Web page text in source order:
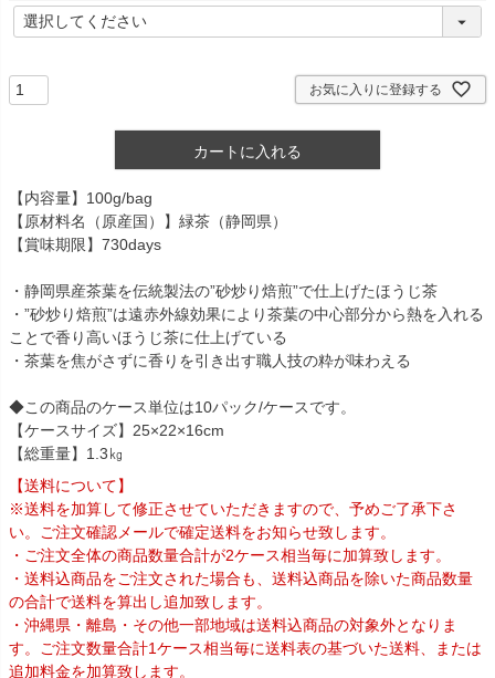
(
お気に入りに登録する
カートに入れる
【内容量】100g/bag
【原材料名（原産国）】緑茶（静岡県）
【賞味期限】730days
・静岡県産茶葉を伝統製法の”砂炒り焙煎”で仕上げたほうじ茶
・”砂炒り焙煎”は遠赤外線効果により茶葉の中心部分から熱を入れる
ことで香り高いほうじ茶に仕上げている
・茶葉を焦がさずに香りを引き出す職人技の粋が味わえる
◆この商品のケース単位は10パック/ケースです。
【ケースサイズ】25×22×16cm
【総重量】1.3㎏
【送料について】
※送料を加算して修正させていただきますので、予めご了承下さ
い。ご注文確認メールで確定送料をお知らせ致します。
・ご注文全体の商品数量合計が2ケース相当毎に加算致します。
・送料込商品をご注文された場合も、送料込商品を除いた商品数量
の合計で送料を算出し追加致します。
・沖縄県・離島・その他一部地域は送料込商品の対象外となりま
す。ご注文数量合計1ケース相当毎に送料表の基づいた送料、または
追加料金を加算致します。